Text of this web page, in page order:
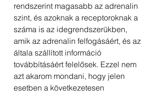
rendszerint magasabb az adrenalin
szint, és azoknak a receptoroknak a
száma is az idegrendszerükben,
amik az adrenalin felfogásáért, és az
általa szállított információ
továbbításáért felelősek. Ezzel nem
azt akarom mondani, hogy jelen
esetben a következetesen